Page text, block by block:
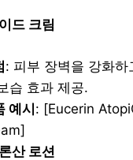
드 크림
: 피부 장벽을 강화하
습 효과 제공.
예시: [Eucerin
산 로션